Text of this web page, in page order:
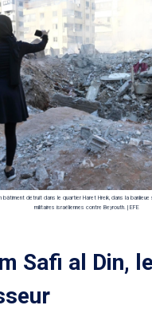
bâtiment détruit dans le quartier Haret Hreik, dans la
militaires israéliennes contre Beyrouth. | EFE
Safi al Din, le